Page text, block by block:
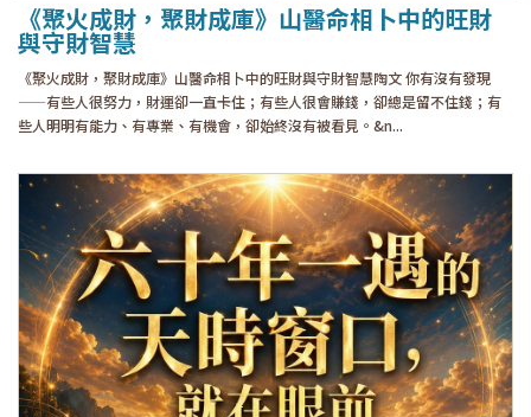
《聚火成財，聚財成庫》山醫命相卜中的旺財
與守財智慧
《聚火成財，聚財成庫》山醫命相卜中的旺財與守財智慧陶文 你有沒有發現
——有些人很努力，財運卻一直卡住；有些人很會賺錢，卻總是留不住錢；有
些人明明有能力、有專業、有機會，卻始終沒有被看見。&n...